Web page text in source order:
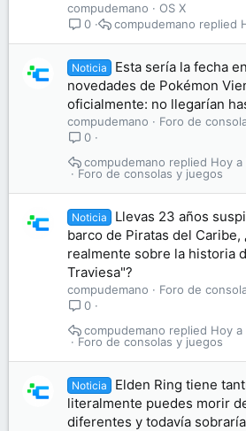
compudemano
OS X
0
compudemano
Noticia
Esta sería la fecha
novedades de Pokémon
oficialmente: no llegarían
compudemano
Foro de
0
Foro de consolas y juegos
Hoy a
compudemano
Noticia
Llevas 23 años
barco de Piratas del Caribe,
realmente sobre la historia
Traviesa"?
compudemano
Foro de
0
Foro de consolas y juegos
Hoy a
compudemano
Noticia
Elden Ring tiene
literalmente puedes morir
diferentes y todavía